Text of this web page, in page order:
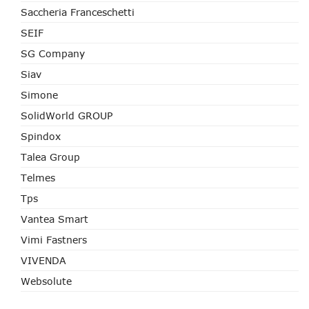
Saccheria Franceschetti
SEIF
SG Company
Siav
Simone
SolidWorld GROUP
Spindox
Talea Group
Telmes
Tps
Vantea Smart
Vimi Fastners
VIVENDA
Websolute